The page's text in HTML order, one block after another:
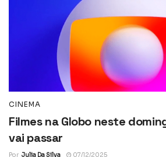
CINEMA
Filmes na Globo neste
vai passar
Por Julia Da Silva 07/12/2025